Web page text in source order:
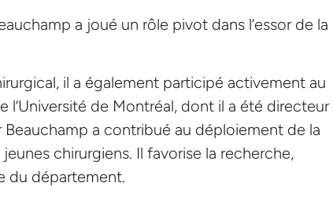
a joué un rôle pivot dans l’essor de la
il a également participé activement au
de Montréal, dont il a été directeur
a contribué au déploiement de la
chirurgiens. Il favorise la recherche,
du département.